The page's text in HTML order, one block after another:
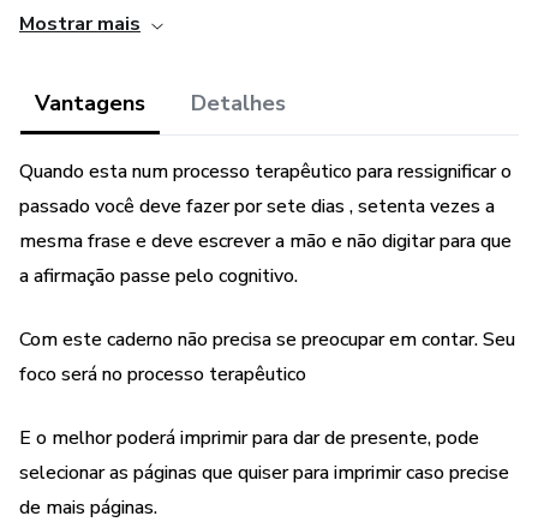
O caderno do perdão é um exercício pessoal e individual, e
Mostrar mais
Vantagens Detalhes
Quando esta num processo terapêutico para ressignificar o
passado você deve fazer por sete dias , setenta vezes a
mesma frase e deve escrever a mão e não digitar para que
a afirmação passe pelo cognitivo.
Com este caderno não precisa se preocupar em contar. Seu
foco será no processo terapêutico
E o melhor poderá imprimir para dar de presente, pode
selecionar as páginas que quiser para imprimir caso precise
de mais páginas.